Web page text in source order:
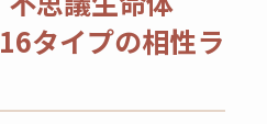
16タイプの相性ラ